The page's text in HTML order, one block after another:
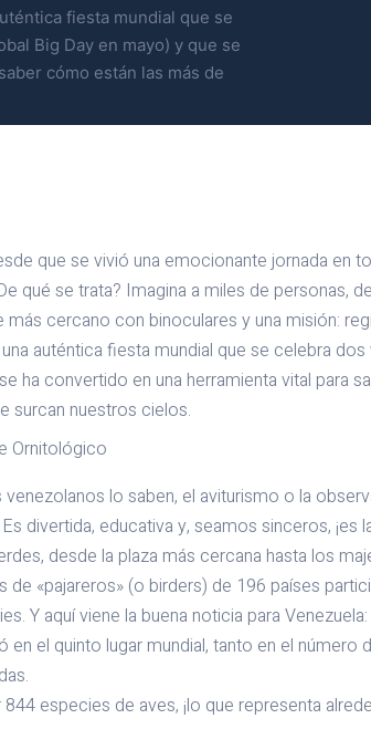
fiesta mundial que se
Big Day en mayo) y que se
cómo están las más de
que se vivió una emocionante jornada en
qué se trata? Imagina a miles de personas,
más cercano con binoculares y una misión:
auténtica fiesta mundial que se celebra
ha convertido en una herramienta vital para
surcan nuestros cielos.
Ornitológico
lo saben, el aviturismo o la
divertida, educativa y, seamos sinceros,
desde la plaza más cercana hasta los
de «pajareros» (o birders) de 196 países
Y aquí viene la buena noticia para Venezuela:
en el quinto lugar mundial, tanto en el
especies de aves, ¡lo que representa